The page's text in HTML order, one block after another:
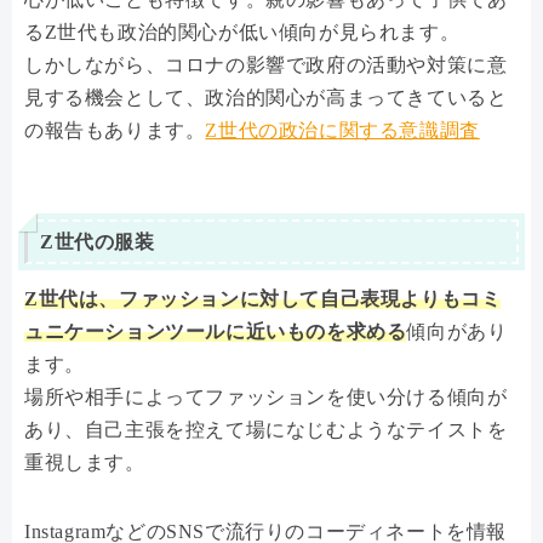
るZ世代も政治的関心が低い傾向が見られます。
しかしながら、コロナの影響で政府の活動や対策に意
見する機会として、政治的関心が高まってきていると
の報告もあります。 Z世代の政治に関する意識調査
Z世代の服装
Z世代は、ファッションに対して自己表現よりもコミ
ュニケーションツールに近いものを求める傾向があり
ます。
場所や相手によってファッションを使い分ける傾向が
あり、自己主張を控えて場になじむようなテイストを
重視します。
InstagramなどのSNSで流行りのコーディネートを情報